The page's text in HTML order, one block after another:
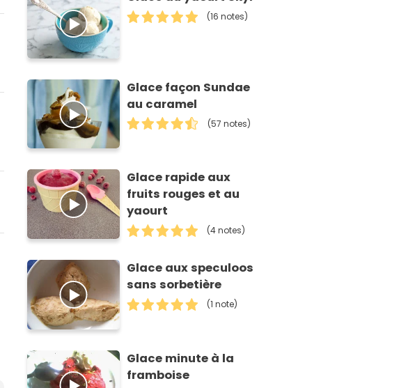
(16 notes)
Glace façon Sundae
au caramel
(57 notes)
Glace rapide aux
fruits rouges et au
yaourt
(4 notes)
Glace aux speculoos
sans sorbetière
(1 note)
Glace minute à la
framboise